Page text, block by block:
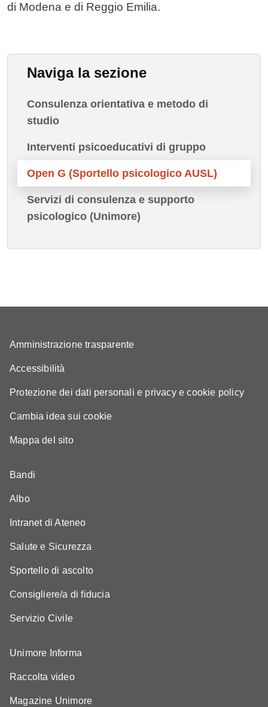
di Modena e di Reggio Emilia.
Naviga la sezione
Consulenza orientativa e metodo di
studio
Interventi psicoeducativi di gruppo
Open G (Sportello psicologico AUSL)
Servizi di consulenza e supporto
psicologico (Unimore)
Amministrazione trasparente
Accessibilità
Protezione dei dati personali e privacy e cookie policy
Cambia idea sui cookie
Mappa del sito
Bandi
Albo
Intranet di Ateneo
Salute e Sicurezza
Sportello di ascolto
Consigliere/a di fiducia
Servizio Civile
Unimore Informa
Raccolta video
Magazine Unimore